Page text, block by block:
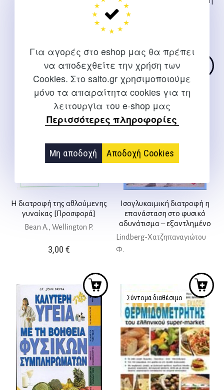
Για αγορές στο eshop μας θα πρέπει
να αποδεχθείτε την χρήση των
Cookies. Στο salto.gr χρησιμοποιούμε
μόνο τα απαραίτητα cookies για τη
λειτουργία του e-shop μας
Περισσότερες πληροφορίες
Μη αποδοχή Αποδοχή Cookies
price
was:
26,50 €.
είναι:
Η διατροφή της αθλούμενης
γυναίκας [Προσφορά]
Bean A., Wellington P.
3,00 €
Σύντομα διαθέσιμο
Ισογλυκαιμική διατροφή η
επανάσταση στο φυσικό
αδυνάτισμα – εξαντλημένο
Lindberg-Χατζηπαναγιώτου
Φ.
Σύντομα διαθέσιμο